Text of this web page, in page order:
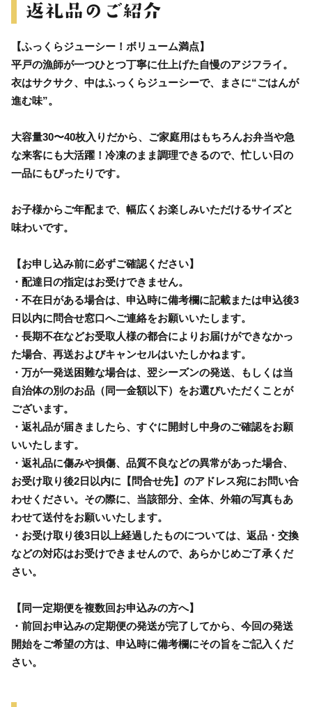
【ふっくらジューシー！ボリューム満点】
平戸の漁師が一つひとつ丁寧に仕上げた自慢のアジフライ。
衣はサクサク、中はふっくらジューシーで、まさに“ごはんが
進む味”。
大容量30〜40枚入りだから、ご家庭用はもちろんお弁当や急
な来客にも大活躍！冷凍のまま調理できるので、忙しい日の
一品にもぴったりです。
お子様からご年配まで、幅広くお楽しみいただけるサイズと
味わいです。
【お申し込み前に必ずご確認ください】
・配達日の指定はお受けできません。
・不在日がある場合は、申込時に備考欄に記載または申込後3
日以内に問合せ窓口へご連絡をお願いいたします。
・長期不在などお受取人様の都合によりお届けができなかっ
た場合、再送およびキャンセルはいたしかねます。
・万が一発送困難な場合は、翌シーズンの発送、もしくは当
自治体の別のお品（同一金額以下）をお選びいただくことが
ございます。
・返礼品が届きましたら、すぐに開封し中身のご確認をお願
いいたします。
・返礼品に傷みや損傷、品質不良などの異常があった場合、
お受け取り後2日以内に【問合せ先】のアドレス宛にお問い合
わせください。その際に、当該部分、全体、外箱の写真もあ
わせて送付をお願いいたします。
・お受け取り後3日以上経過したものについては、返品・交換
などの対応はお受けできませんので、あらかじめご了承くだ
さい。
【同一定期便を複数回お申込みの方へ】
・前回お申込みの定期便の発送が完了してから、今回の発送
開始をご希望の方は、申込時に備考欄にその旨をご記入くだ
さい。